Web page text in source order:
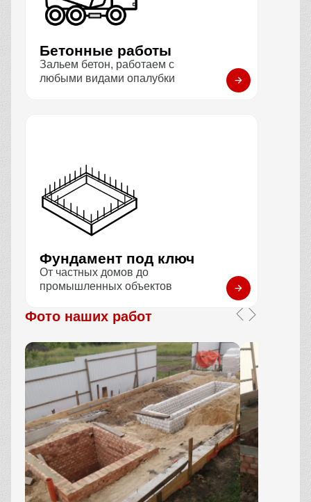
Бетонные работы
Зальем бетон, работаем с
любыми видами опалубки
Фундамент под ключ
От частных домов до
промышленных объектов
Фото наших работ